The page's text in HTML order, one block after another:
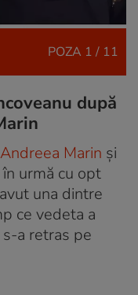
POZA 1 / 11
după
Andreea Marin și
urmă cu opt
una dintre
ce vedeta a
a retras pe